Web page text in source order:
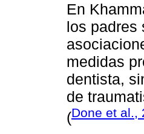
En
los padres
medidas
dentista,
de
(Done et al.,